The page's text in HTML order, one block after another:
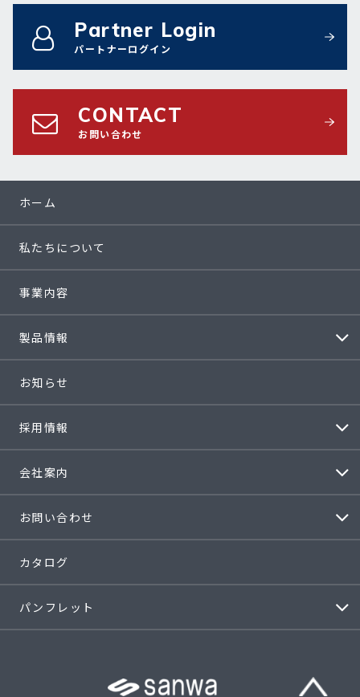
Partner Login
パートナーログイン
CONTACT
お問い合わせ
ホーム
私たちについて
事業内容
製品情報
お知らせ
採用情報
会社案内
お問い合わせ
カタログ
パンフレット